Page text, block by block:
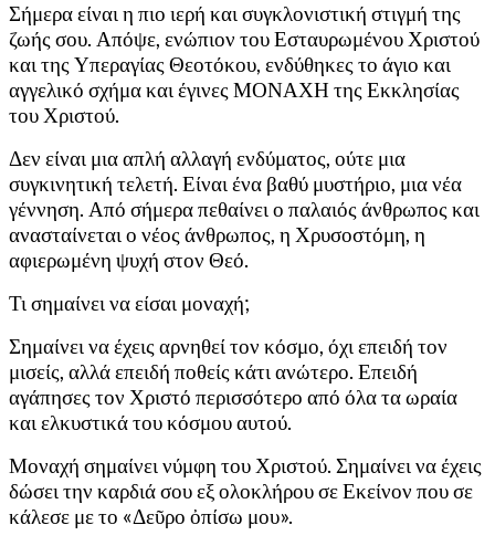
Σήμερα είναι η πιο ιερή και συγκλονιστική στιγμή της
ζωής σου. Απόψε, ενώπιον του Εσταυρωμένου Χριστού
και της Υπεραγίας Θεοτόκου, ενδύθηκες το άγιο και
αγγελικό σχήμα και έγινες ΜΟΝΑΧΗ της Εκκλησίας
του Χριστού.
Δεν είναι μια απλή αλλαγή ενδύματος, ούτε μια
συγκινητική τελετή. Είναι ένα βαθύ μυστήριο, μια νέα
γέννηση. Από σήμερα πεθαίνει ο παλαιός άνθρωπος και
ανασταίνεται ο νέος άνθρωπος, η Χρυσοστόμη, η
αφιερωμένη ψυχή στον Θεό.
Τι σημαίνει να είσαι μοναχή;
Σημαίνει να έχεις αρνηθεί τον κόσμο, όχι επειδή τον
μισείς, αλλά επειδή ποθείς κάτι ανώτερο. Επειδή
αγάπησες τον Χριστό περισσότερο από όλα τα ωραία
και ελκυστικά του κόσμου αυτού.
Μοναχή σημαίνει νύμφη του Χριστού. Σημαίνει να έχεις
δώσει την καρδιά σου εξ ολοκλήρου σε Εκείνον που σε
κάλεσε με το «Δεῦρο ὀπίσω μου».